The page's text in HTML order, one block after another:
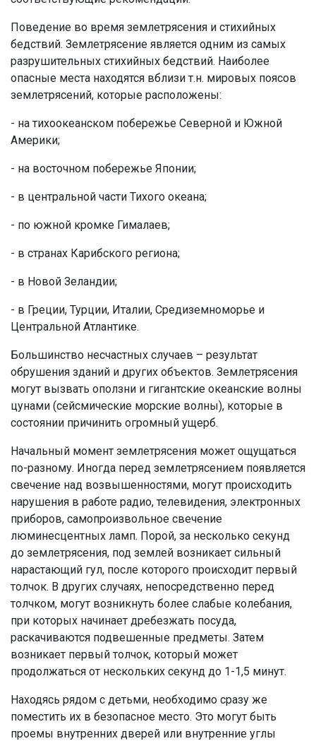
Поведение во время землетрясения и стихийных
бедствий. Землетрясение является одним из самых
разрушительных стихийных бедствий. Наиболее
опасные места находятся вблизи т.н. мировых поясов
землетрясений, которые расположены:
- на тихоокеанском побережье Северной и Южной
Америки;
- на восточном побережье Японии;
- в центральной части Тихого океана;
- по южной кромке Гималаев;
- в странах Карибского региона;
- в Новой Зеландии;
- в Греции, Турции, Италии, Средиземноморье и
Центральной Атлантике.
Большинство несчастных случаев – результат
обрушения зданий и других объектов. Землетрясения
могут вызвать оползни и гигантские океанские волны
цунами (сейсмические морские волны), которые в
состоянии причинить огромный ущерб.
Начальный момент землетрясения может ощущаться
по-разному. Иногда перед землетрясением появляется
свечение над возвышенностями, могут происходить
нарушения в работе радио, телевидения, электронных
приборов, самопроизвольное свечение
люминесцентных ламп. Порой, за несколько секунд
до землетрясения, под землей возникает сильный
нарастающий гул, после которого происходит первый
толчок. В других случаях, непосредственно перед
толчком, могут возникнуть более слабые колебания,
при которых начинает дребезжать посуда,
раскачиваются подвешенные предметы. Затем
возникает первый толчок, который может
продолжаться от нескольких секунд до 1-1,5 минут.
Находясь рядом с детьми, необходимо сразу же
поместить их в безопасное место. Это могут быть
проемы внутренних дверей или внутренние углы